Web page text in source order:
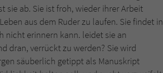
ab. Sie ist froh, wieder ihrer Arbeit
aus dem Ruder zu laufen. Sie findet in
nicht erinnern kann. leidet sie an
dran, verrückt zu werden? Sie wird
säuberlich getippt als Manuskript
tx_pwcomments_ahash
Literatur-Couch Medien GmbH & Co. KG
1 Jahr